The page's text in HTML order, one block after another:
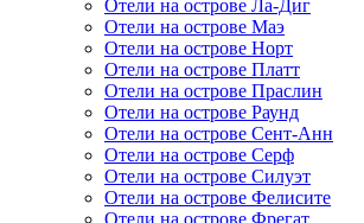
Отели на острове Ла-Диг
Отели на острове Маэ
Отели на острове Норт
Отели на острове Платт
Отели на острове Праслин
Отели на острове Раунд
Отели на острове Сент-Анн
Отели на острове Серф
Отели на острове Силуэт
Отели на острове Фелисите
Отели на острове Фрегат